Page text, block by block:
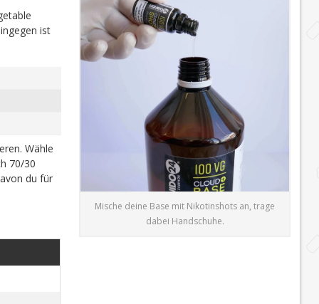
ist
Wähle
70/30
du für
Mische deine Base mit Nikotinshots an, trage
dabei Handschuhe.